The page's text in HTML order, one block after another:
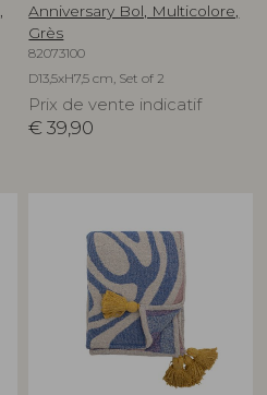
Anniversary Bol, Multicolore,
Grès
82073100
D13,5xH7,5 cm, Set of 2
Prix de vente indicatif
€ 39,90